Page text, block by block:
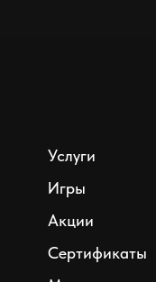
Услуги
Игры
Акции
Сертификаты